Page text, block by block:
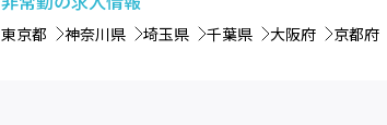
東京都 神奈川県 埼玉県 千葉県 大阪府 京都府